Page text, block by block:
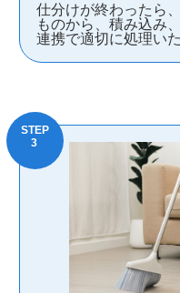
仕分けが終わったら
ものから、積み込み
連携で適切に処理いた